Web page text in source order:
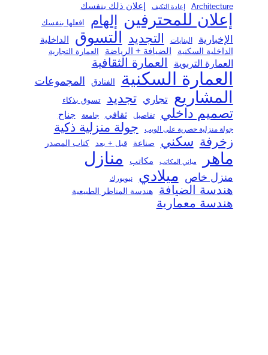
Architecture إعادة التكيف إعلان ذلك بنفسك
إعلان للمحترفين إلهام افعلها بنفسك
الإخبارية البنايات التجديد التسوق الداخلية
الداخلية السكنية الضيافة + الرياضة العمارة التجارية
العمارة التربوية العمارة الثقافية
العمارة السكنية الفنادق المجموعات
المشاريع تجاري تجديد تسوق بذكاء
تصميم داخلي تفاصيل ثقافي جامعة جناح
جولة منزلية حصرية على الويب
جولة منزلية ذكية
زخرفة سكني صناعة قبل + بعد كتاب المصدر
ماهر مباني المكاتب مكاتب منازل
منزل خاص ميلادي نيويورك
هندسة الضيافة هندسة المناظر الطبيعية
هندسة معمارية